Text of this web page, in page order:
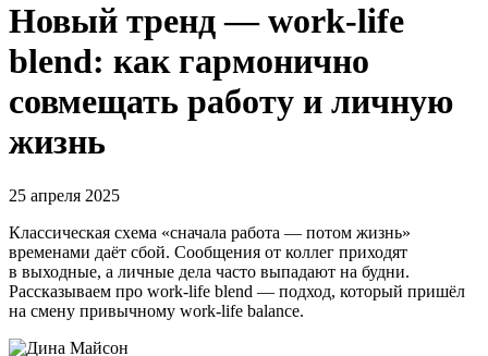
Новый тренд — work-life
blend: как гармонично
совмещать работу и личную
жизнь
25 апреля 2025
Классическая схема «сначала работа — потом жизнь»
временами даёт сбой. Сообщения от коллег приходят
в выходные, а личные дела часто выпадают на будни.
Рассказываем про work-life blend — подход, который пришёл
на смену привычному work-life balance.